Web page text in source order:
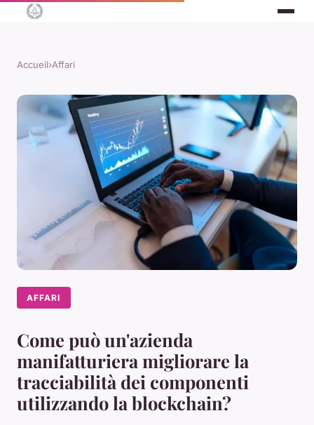
Accueil›Affari
AFFARI
Come può un'azienda
manifatturiera migliorare la
tracciabilità dei componenti
utilizzando la blockchain?